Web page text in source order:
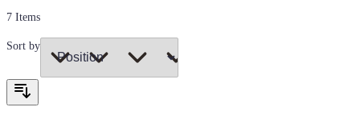
7 Items
Sort by